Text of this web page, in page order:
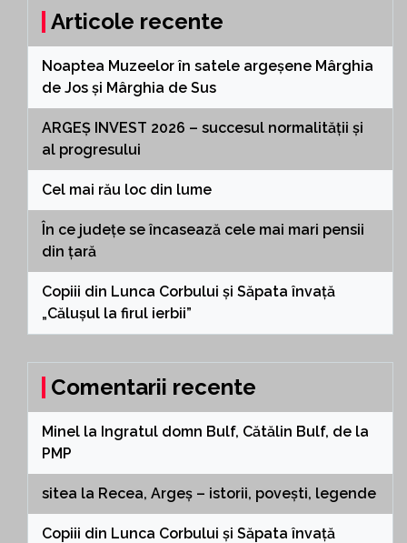
Articole recente
Noaptea Muzeelor în satele argeșene Mârghia
de Jos și Mârghia de Sus
ARGEȘ INVEST 2026 – succesul normalității și
al progresului
Cel mai rău loc din lume
În ce județe se încasează cele mai mari pensii
din țară
Copiii din Lunca Corbului și Săpata învață
„Călușul la firul ierbii”
Comentarii recente
Minel la Ingratul domn Bulf, Cătălin Bulf, de la
PMP
sitea la Recea, Argeș – istorii, povești, legende
Copiii din Lunca Corbului și Săpata învață